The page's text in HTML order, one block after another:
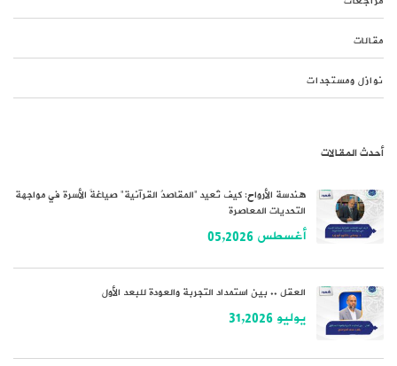
مقالات
نوازل ومستجدات
أحدث المقالات
هندسة الأرواح: كيف تُعيد “المقاصدُ القرآنية” صياغةَ الأسرة في مواجهة
التحديات المعاصرة
أغسطس 05,2026
العقل .. بين استمداد التجربة والعودة للبعد الأول
يوليو 31,2026